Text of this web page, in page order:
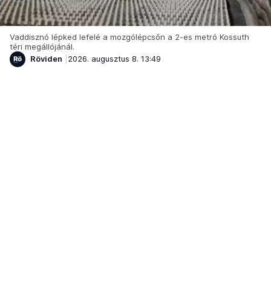
Vaddisznó lépked lefelé a mozgólépcsőn a 2-es metró Kossuth
téri megállójánál.
Röviden
2026. augusztus 8. 13:49